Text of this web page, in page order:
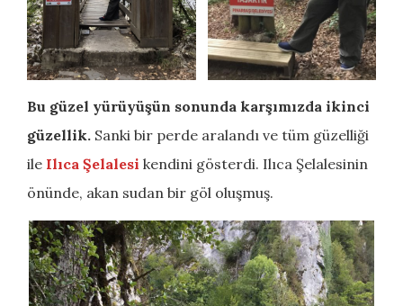
Bu güzel yürüyüşün sonunda karşımızda ikinci
güzellik. Sanki bir perde aralandı ve tüm güzelliği
ile Ilıca Şelalesi kendini gösterdi. Ilıca Şelalesinin
önünde, akan sudan bir göl oluşmuş.